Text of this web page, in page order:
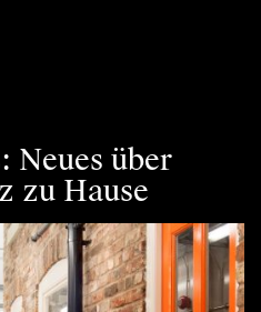
Neues über
zu Hause